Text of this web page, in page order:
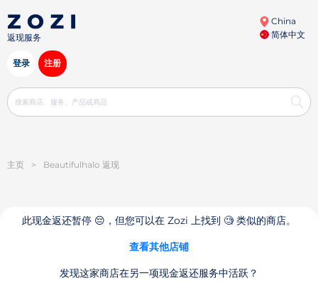
返现服务
China
简体中文
登录 注册
主页 > Beautifulhalo 返现
此现金返还暂停 😔，但您可以在 Zozi 上找到 🧐 类似的商店。
查看其他店铺
发现这家商店在另一项现金返还服务中活跃？